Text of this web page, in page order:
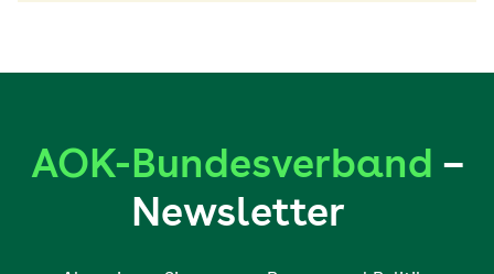
AOK-Bundesverband –
Newsletter